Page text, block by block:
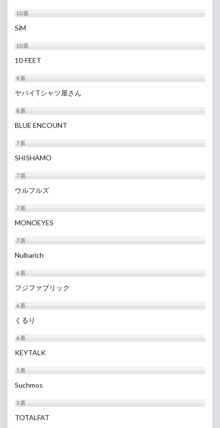
10票
SiM
10票
10-FEET
9票
ヤバイTシャツ屋さん
8票
BLUE ENCOUNT
7票
SHISHAMO
7票
ウルフルズ
7票
MONOEYES
7票
Nulbarich
6票
フジファブリック
6票
くるり
6票
KEYTALK
5票
Suchmos
5票
TOTALFAT